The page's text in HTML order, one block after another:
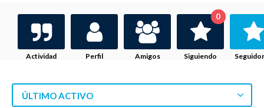
Actividad Perfil Amigos Siguiendo
0
ÚLTIMO ACTIVO